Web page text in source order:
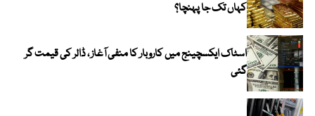
کہاں تک جا پہنچا؟
اسٹاک ایکسچینج میں کاروبار کا منفی آغاز ، ڈالر کی قیمت گر
گئی